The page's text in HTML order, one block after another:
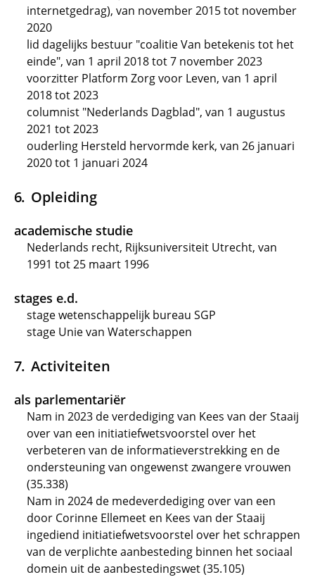
internetgedrag), van november 2015 tot november
2020
lid dagelijks bestuur "coalitie Van betekenis tot het
einde", van 1 april 2018 tot 7 november 2023
voorzitter Platform Zorg voor Leven, van 1 april
2018 tot 2023
columnist "Nederlands Dagblad", van 1 augustus
2021 tot 2023
ouderling Hersteld hervormde kerk, van 26 januari
2020 tot 1 januari 2024
Opleiding
academische studie
Nederlands recht, Rijksuniversiteit Utrecht, van
1991 tot 25 maart 1996
stages e.d.
stage wetenschappelijk bureau SGP
stage Unie van Waterschappen
Activiteiten
als parlementariër
Nam in 2023 de verdediging van Kees van der Staaij
over van een initiatiefwetsvoorstel over het
verbeteren van de informatieverstrekking en de
ondersteuning van ongewenst zwangere vrouwen
(35.338)
Nam in 2024 de medeverdediging over van een
door Corinne Ellemeet en Kees van der Staaij
ingediend initiatiefwetsvoorstel over het schrappen
van de verplichte aanbesteding binnen het sociaal
domein uit de aanbestedingswet (35.105)